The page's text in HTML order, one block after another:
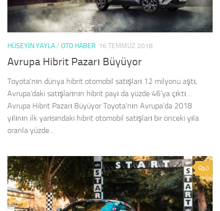
HÜSEYIN YAYLA/ OTO HABER 16 TEMMUZ 2018
Avrupa Hibrit Pazarı Büyüyor
Toyota’nın dünya hibrit otomobil satışları 12 milyonu aştı,
Avrupa’daki satışlarının hibrit payı da yüzde 46’ya çıktı…
Avrupa Hibrit Pazarı Büyüyor Toyota’nın Avrupa’da 2018
yılının ilk yarısındaki hibrit otomobil satışları bir önceki yıla
oranla yüzde...
0